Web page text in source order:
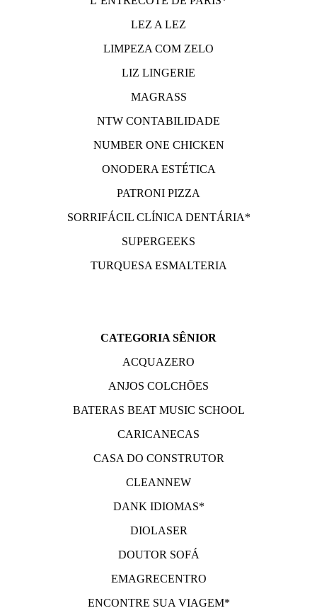
LEZ A LEZ
LIMPEZA COM ZELO
LIZ LINGERIE
MAGRASS
NTW CONTABILIDADE
NUMBER ONE CHICKEN
ONODERA ESTÉTICA
PATRONI PIZZA
SORRIFÁCIL CLÍNICA DENTÁRIA*
SUPERGEEKS
TURQUESA ESMALTERIA
CATEGORIA SÊNIOR
ACQUAZERO
ANJOS COLCHÕES
BATERAS BEAT MUSIC SCHOOL
CARICANECAS
CASA DO CONSTRUTOR
CLEANNEW
DANK IDIOMAS*
DIOLASER
DOUTOR SOFÁ
EMAGRECENTRO
ENCONTRE SUA VIAGEM*